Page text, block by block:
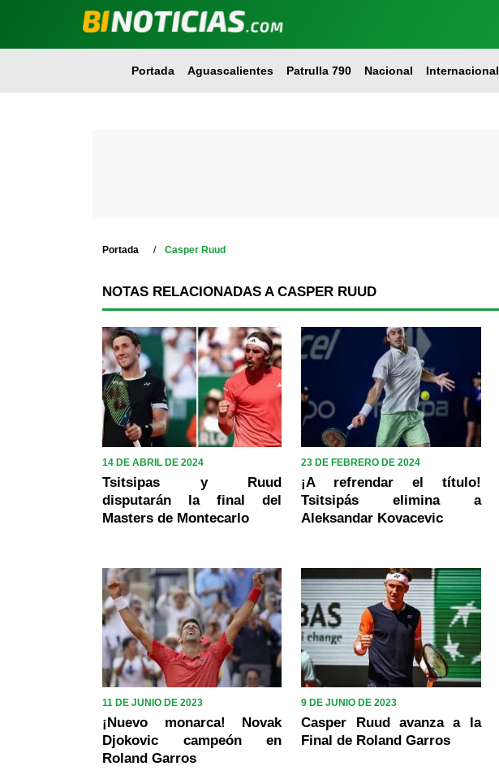
Portada Aguascalientes Patrulla 790 Nacional Internacional
Portada Casper Ruud
NOTAS RELACIONADAS A CASPER RUUD
14 DE ABRIL DE 2024
Tsitsipas y Ruud
disputarán la final del
Masters de Montecarlo
23 DE FEBRERO DE 2024
¡A refrendar el título!
Tsitsipás elimina a
Aleksandar Kovacevic
11 DE JUNIO DE 2023
¡Nuevo monarca! Novak
Djokovic campeón en
Roland Garros
9 DE JUNIO DE 2023
Casper Ruud avanza a la
Final de Roland Garros